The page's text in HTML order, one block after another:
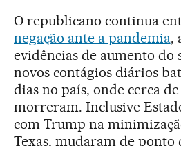
O republicano continua
negação ante a pandemia,
evidências de aumento do
novos contágios diários
dias no país, onde cerca de
morreram. Inclusive
com Trump na
Texas, mudaram de ponto